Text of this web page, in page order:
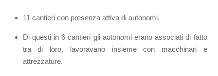
11 cantieri con presenza attiva di autonomi.
Di questi in 6 cantieri gli autonomi erano associati di fatto
tra di loro, lavoravano insieme con macchinari e
attrezzature.